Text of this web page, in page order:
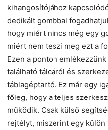
kihangosítójához
dedikált gombbal
hogy miért nincs még egy
miért nem teszi meg ezt a
Ezen a ponton
található tálcáról és
táblagéptartó. Ez már egy
főleg, hogy a teljes
működik. Csak külső
rejtélyt, miszerint egy külön